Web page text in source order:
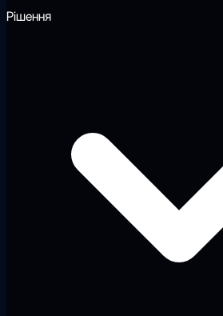
Рішення